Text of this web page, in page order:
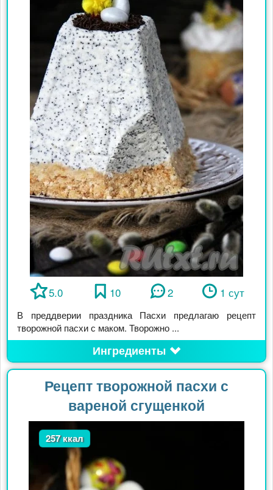
5.0 10 2 1 сут
В преддверии праздника Пасхи предлагаю рецепт
творожной пасхи с маком. Творожно ...
Ингредиенты
Рецепт творожной пасхи с
вареной сгущенкой
257 ккал